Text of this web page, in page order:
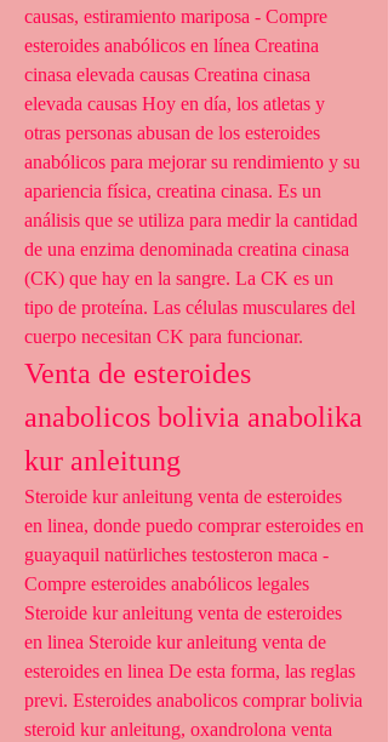
causas, estiramiento mariposa - Compre
esteroides anabólicos en línea Creatina
cinasa elevada causas Creatina cinasa
elevada causas Hoy en día, los atletas y
otras personas abusan de los esteroides
anabólicos para mejorar su rendimiento y su
apariencia física, creatina cinasa. Es un
análisis que se utiliza para medir la cantidad
de una enzima denominada creatina cinasa
(CK) que hay en la sangre. La CK es un
tipo de proteína. Las células musculares del
cuerpo necesitan CK para funcionar.
Venta de esteroides
anabolicos bolivia anabolika
kur anleitung
Steroide kur anleitung venta de esteroides
en linea, donde puedo comprar esteroides en
guayaquil natürliches testosteron maca -
Compre esteroides anabólicos legales
Steroide kur anleitung venta de esteroides
en linea Steroide kur anleitung venta de
esteroides en linea De esta forma, las reglas
previ. Esteroides anabolicos comprar bolivia
steroid kur anleitung, oxandrolona venta